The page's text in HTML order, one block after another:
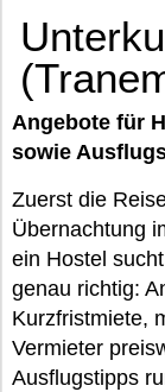
Angebote für
sowie
Zuerst die
Übernachtung
ein Hostel
genau richtig:
Kurzfristmiete,
Vermieter
Ausflugstipps